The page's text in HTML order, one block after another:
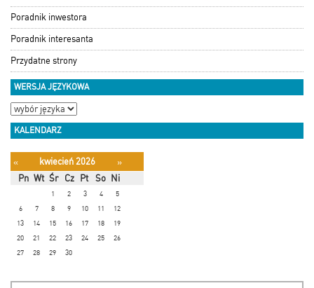
Poradnik inwestora
Poradnik interesanta
Przydatne strony
WERSJA JĘZYKOWA
KALENDARZ
« kwiecień 2026
»
Pn Wt Śr Cz Pt So Ni
1 2 3 4
5
6
7 8 9 10 11
12
13
14 15 16 17 18
19
20
21 22 23 24 25
26
27
28 29 30